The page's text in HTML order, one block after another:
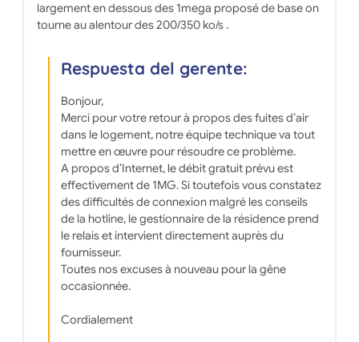
largement en dessous des 1mega proposé de base on
tourne au alentour des 200/350 ko/s .
Respuesta del gerente:
Bonjour,
Merci pour votre retour à propos des fuites d’air
dans le logement, notre équipe technique va tout
mettre en œuvre pour résoudre ce problème.
A propos d’Internet, le débit gratuit prévu est
effectivement de 1MG. Si toutefois vous constatez
des difficultés de connexion malgré les conseils
de la hotline, le gestionnaire de la résidence prend
le relais et intervient directement auprès du
fournisseur.
Toutes nos excuses à nouveau pour la gêne
occasionnée.
Cordialement